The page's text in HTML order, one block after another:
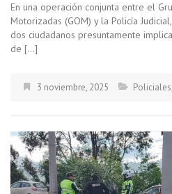
En una operación conjunta entre el
Motorizadas (GOM) y la Policía
dos ciudadanos presuntamente
de […]
3 noviembre, 2025 Policiales,